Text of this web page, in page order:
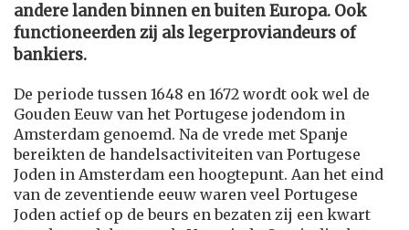
andere landen binnen en buiten Europa. Ook
functioneerden zij als legerproviandeurs of
bankiers.
De periode tussen 1648 en 1672 wordt ook wel de
Gouden Eeuw van het Portugese jodendom in
Amsterdam genoemd. Na de vrede met Spanje
bereikten de handelsactiviteiten van Portugese
Joden in Amsterdam een hoogtepunt. Aan het eind
van de zeventiende eeuw waren veel Portugese
Joden actief op de beurs en bezaten zij een kwart